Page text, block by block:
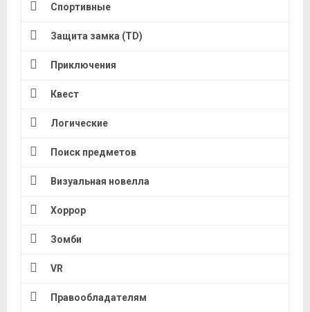
Спортивные
Защита замка (TD)
Приключения
Квест
Логические
Поиск предметов
Визуальная новелла
Хоррор
Зомби
VR
Правообладателям